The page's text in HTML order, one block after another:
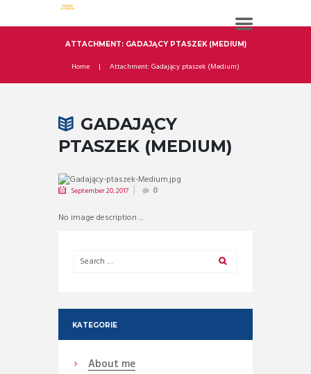
ATTACHMENT: GADAJĄCY PTASZEK (MEDIUM)
Home Attachment: Gadający ptaszek (Medium)
GADAJĄCY
PTASZEK (MEDIUM)
September 20, 2017 0
No image description ...
KATEGORIE
About me